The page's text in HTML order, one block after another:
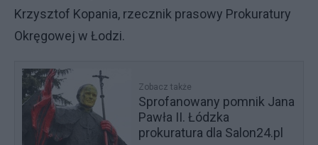
Krzysztof Kopania, rzecznik prasowy Prokuratury
Okręgowej w Łodzi.
Zobacz także
Sprofanowany pomnik Jana
Pawła II. Łódzka
prokuratura dla Salon24.pl